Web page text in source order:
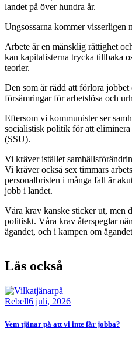
landet på över hundra år.
Ungsossarna kommer visserligen
Arbete är en mänsklig rättighet
kan kapitalisterna trycka tillbaka
teorier.
Den som är rädd att förlora
försämringar för arbetslösa och
Eftersom vi kommunister ser
socialistisk politik för att eliminera
(SSU).
Vi kräver istället
Vi kräver också sex timmars
personalbristen i många fall är
jobb i landet.
Våra krav kanske sticker ut, men
politiskt. Våra krav återspeglar
ägandet, och i kampen om
Läs också
Bild
Rebell6 juli, 2026
Vem tjänar på att vi inte får jobba?